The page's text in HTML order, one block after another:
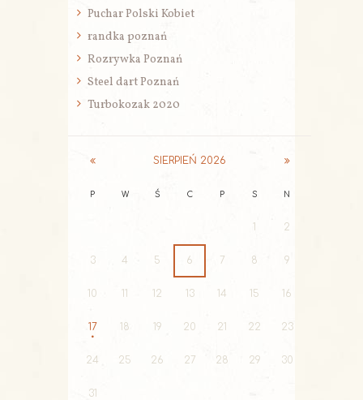
Puchar Polski Kobiet
randka poznań
Rozrywka Poznań
Steel dart Poznań
Turbokozak 2020
SIERPIEŃ 2026
P W Ś C P S N
1 2
3 4 5 6 7 8 9
10 11 12 13 14 15 16
17 18 19 20 21 22 23
24 25 26 27 28 29 30
31